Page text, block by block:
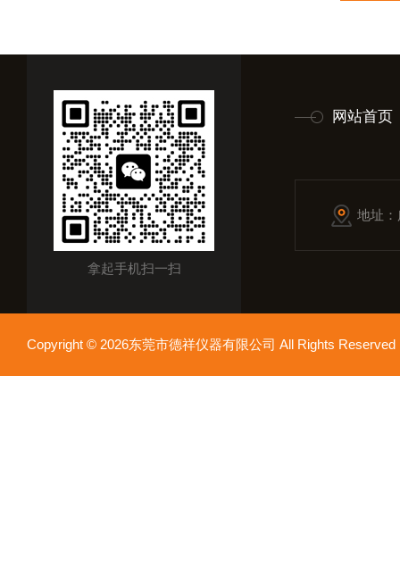
拿起手机扫一扫
网站首页
地址
Copyright © 2026东莞市德祥仪器有限公司 All Rights